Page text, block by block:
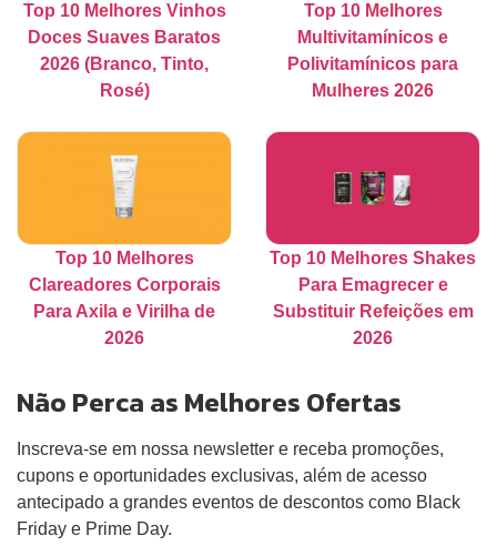
Top 10 Melhores Vinhos
Doces Suaves Baratos
2026 (Branco, Tinto,
Rosé)
Top 10 Melhores
Multivitamínicos e
Polivitamínicos para
Mulheres 2026
Top 10 Melhores
Clareadores Corporais
Para Axila e Virilha de
2026
Top 10 Melhores Shakes
Para Emagrecer e
Substituir Refeições em
2026
Não Perca as Melhores Ofertas
Inscreva-se em nossa newsletter e receba promoções,
cupons e oportunidades exclusivas, além de acesso
antecipado a grandes eventos de descontos como Black
Friday e Prime Day.